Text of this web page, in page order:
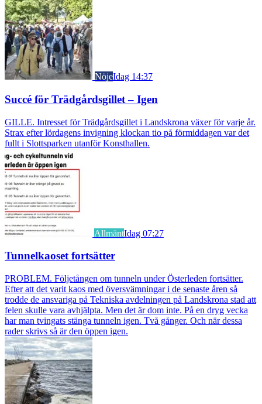
NöjeIdag 14:37
Succé för Trädgårdsgillet – Igen
GILLE. Intresset för Trädgårdsgillet i Landskrona växer för varje år.
Strax efter lördagens invigning klockan tio på förmiddagen var det
fullt i Slottsparken utanför Konsthallen.
AllmäntIdag 07:27
Tunnelkaoset fortsätter
PROBLEM. Följetången om tunneln under Österleden fortsätter.
Efter att det varit kaos med översvämningar i de senaste åren så
trodde de ansvariga på Tekniska avdelningen på Landskrona stad att
felen skulle vara avhjälpta. Men det är dom inte. På en dryg vecka
har man tvingats stänga tunneln igen. Två gånger. Och när dessa
rader skrivs så är den öppen igen.